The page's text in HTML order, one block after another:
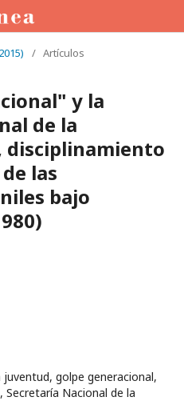
/ Artículos
y la
de la
disciplinamiento
las
bajo
golpe generacional,
Nacional de la